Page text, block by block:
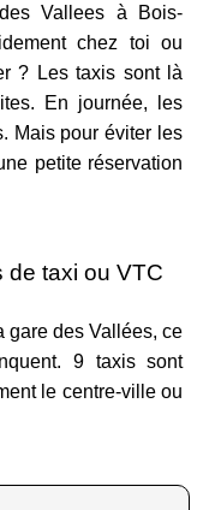
Vallees à Bois-
chez toi ou
? Les taxis sont là
En journée, les
Mais pour éviter les
petite réservation
de taxi ou VTC
gare des Vallées, ce
9 taxis sont
le centre-ville ou